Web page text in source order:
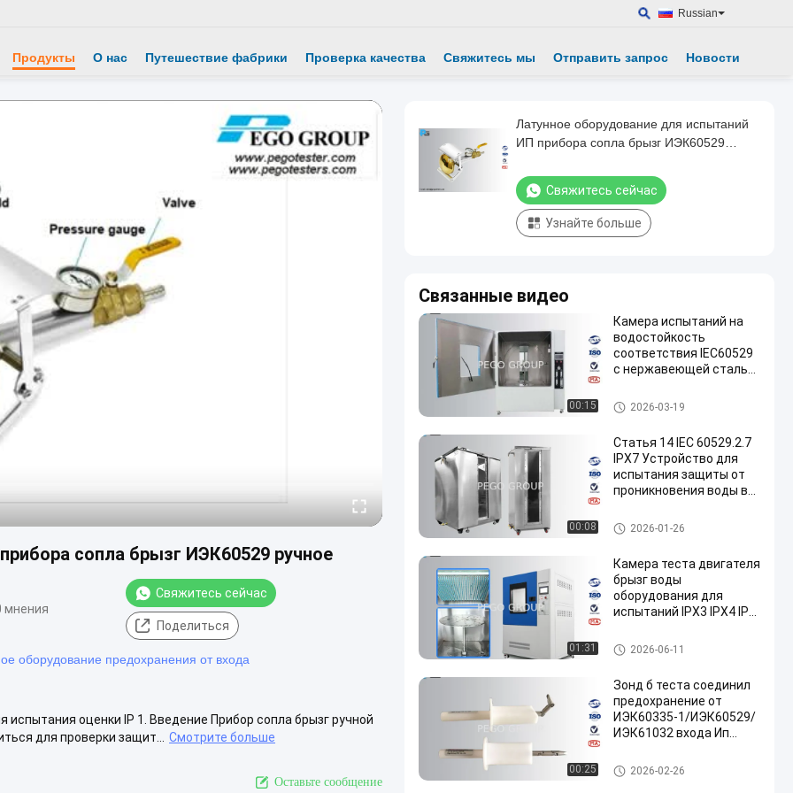
Russian
Продукты О нас Путешествие фабрики Проверка качества Свяжитесь мы Отправить запрос Новости
сопла брызг ИЭК60529 ручное
мнения
Свяжитесь сейчас
Поделиться
оборудование предохранения от входа
оценки IP 1. Введение Прибор сопла брызг ручной
для проверки защит...
Смотрите больше
Оставьте сообщение
Латунное оборудование для испытаний
ИП прибора сопла брызг ИЭК60529
Свяжитесь сейчас
Узнайте больше
Связанные видео
00:15
Камера испытаний на
водостойкость
соответствия IEC60529
с нержавеющей сталью
сенсорного экрана PLC
для испытаний IPX1-6
испытательное оборудовани
е окружающей среды
2026-03-19
00:08
Статья 14 IEC 60529.2.7
IPX7 Устройство для
испытания защиты от
проникновения воды в
Оборудование для испытан
ий IP
2026-01-26
01:31
Камера теста двигателя
брызг воды
оборудования для
испытаний IPX3 IPX4 IP
Оборудование для испытан
ий IP
2026-06-11
00:25
Зонд б теста соединил
предохранение от
ИЭК60335-1/ИЭК60529/
ИЭК61032 входа Ип
Оборудование для испытан
ий IP
2026-02-26